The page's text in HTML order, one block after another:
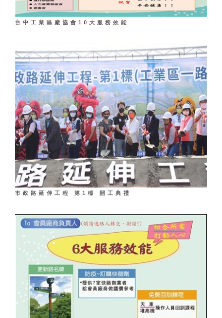
台中工業區廠協會10大服務效能
市政路延伸工程 第1標 開工典禮